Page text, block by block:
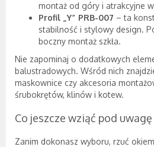
montaż od góry i atrakcyjne
Profil „Y” PRB-007 – ta
stabilność i stylowy design.
boczny montaż szkła.
Nie zapominaj o dodatkowych
balustradowych. Wśród nich
maskownice czy akcesoria
śrubokrętów, klinów i kotew.
Co jeszcze wziąć pod
Zanim dokonasz wyboru, rzuć